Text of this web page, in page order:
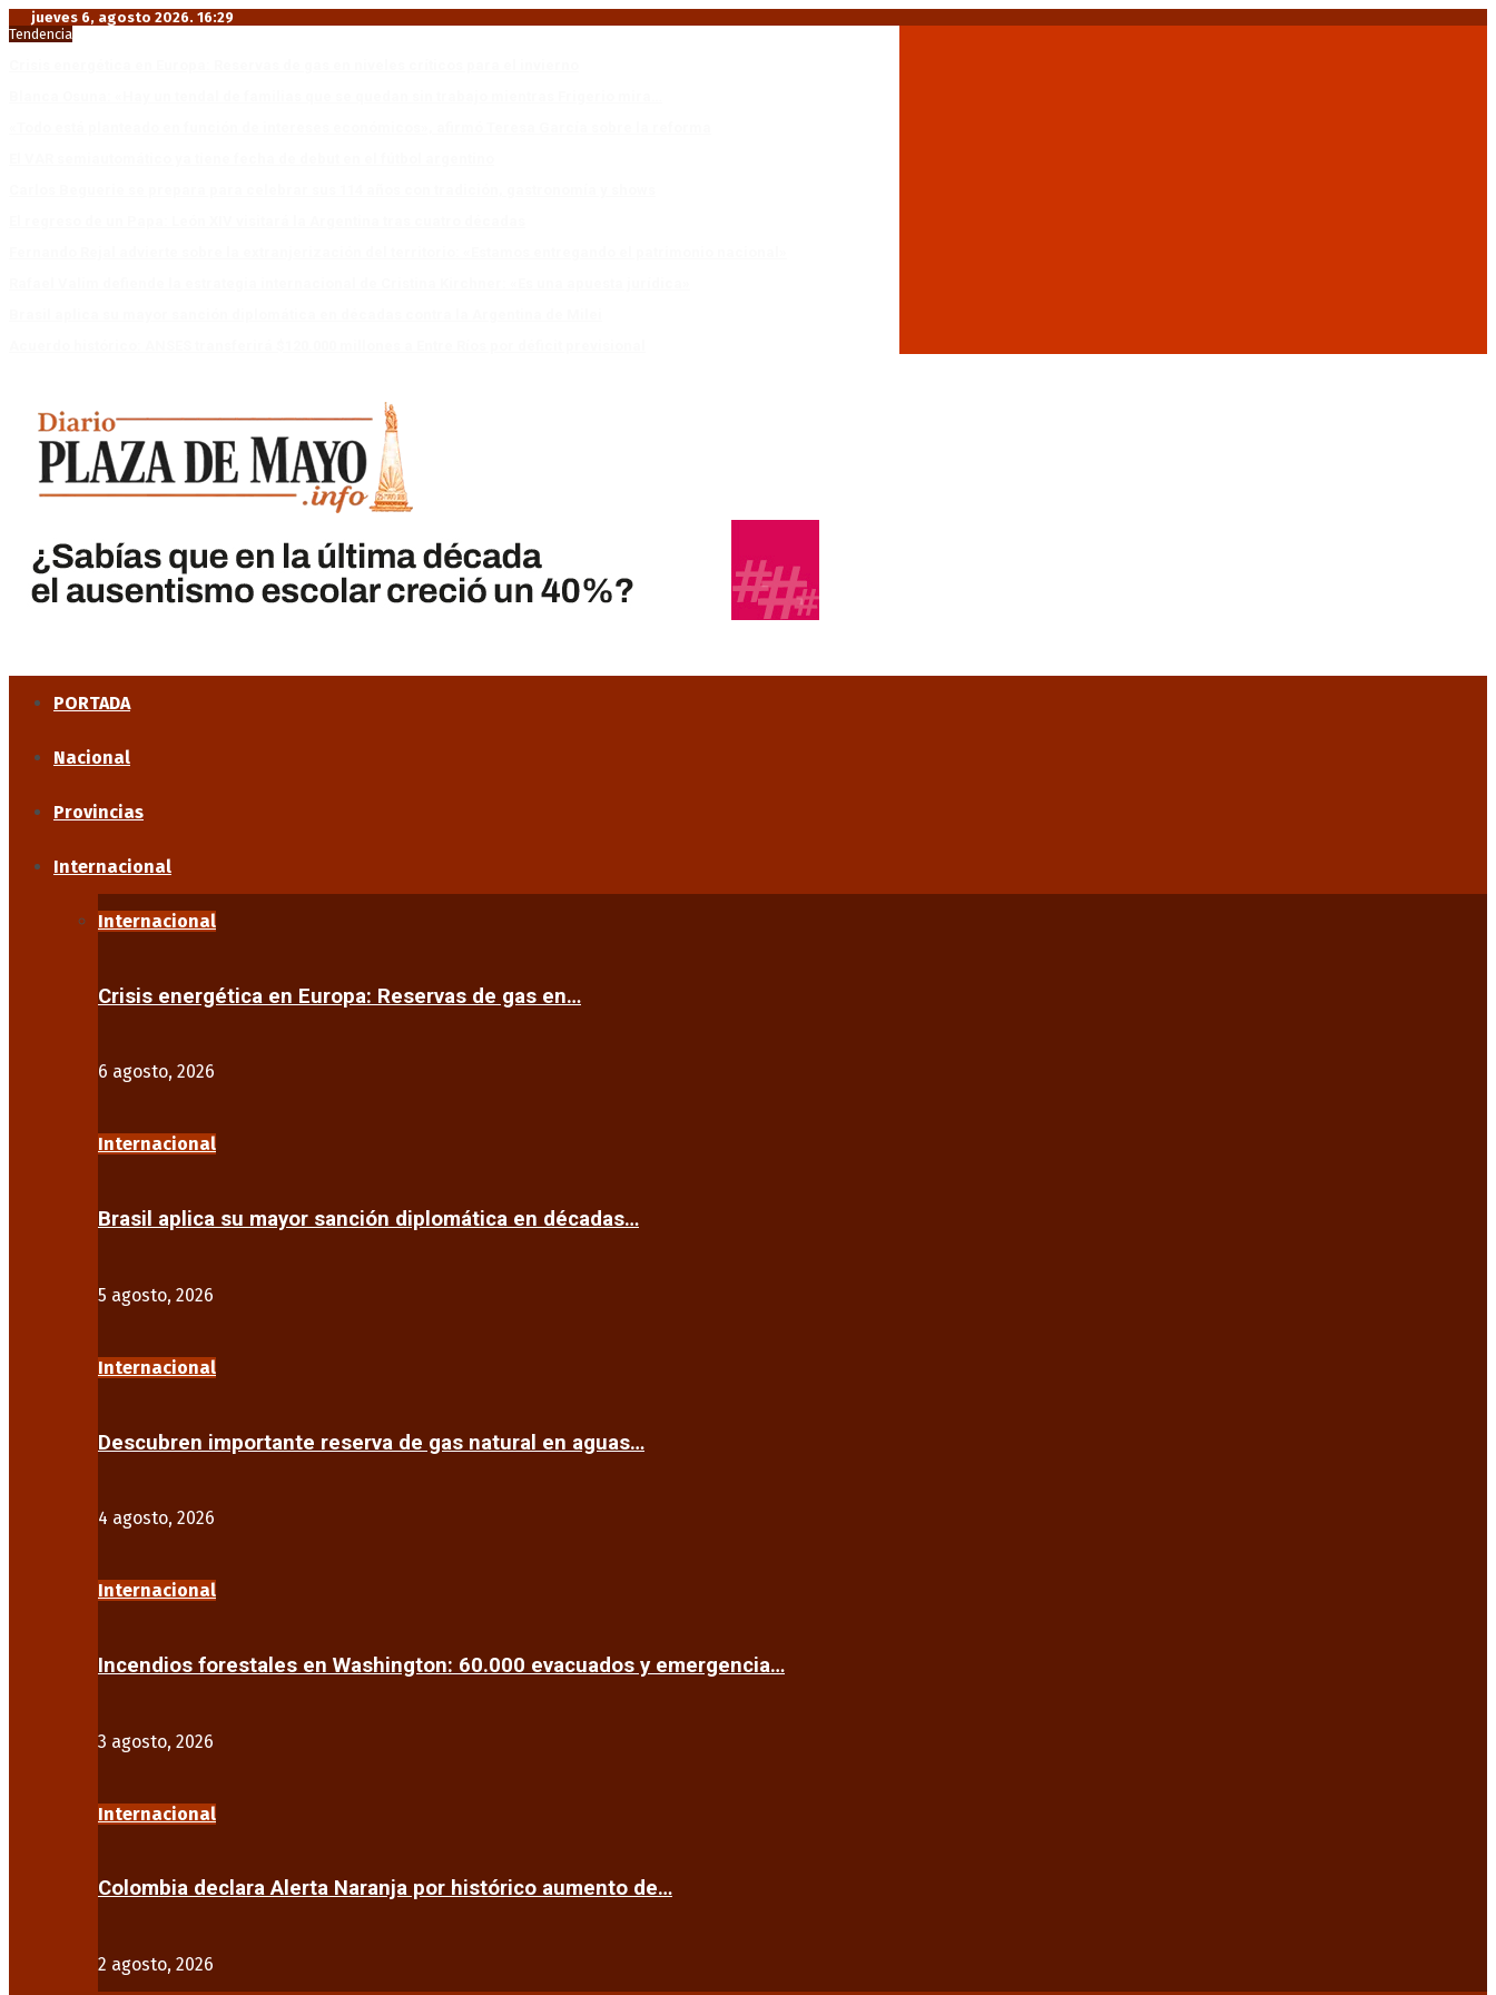
jueves 6, agosto 2026. 16:29
Tendencia
PORTADA
Nacional
Provincias
Internacional
Internacional
Crisis energética en Europa: Reservas de gas en…
6 agosto, 2026
Internacional
Brasil aplica su mayor sanción diplomática en décadas…
5 agosto, 2026
Internacional
Descubren importante reserva de gas natural en aguas…
4 agosto, 2026
Internacional
Incendios forestales en Washington: 60.000 evacuados y emergencia…
3 agosto, 2026
Internacional
Colombia declara Alerta Naranja por histórico aumento de…
2 agosto, 2026